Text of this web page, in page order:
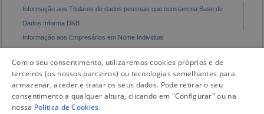
Informação aos Titulares de dados pessoais que constam na Base de
Dados Informa D&B
Informação aos Empresários em Nome Individual
Com o seu consentimento, utilizaremos cookies próprios e de
terceiros (os nossos parceiros) ou tecnologias semelhantes para
armazenar, aceder e tratar os seus dados. Pode retirar o seu
consentimento a qualquer altura, clicando em "Configurar" ou na
nossa Politica de Cookies.